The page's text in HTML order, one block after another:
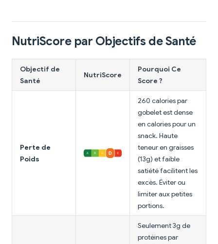
NutriScore par Objectifs de Santé
Objectif de
Santé
NutriScore
Pourquoi Ce
Score ?
Perte de
Poids
260 calories par
gobelet est dense
en calories pour un
snack. Haute
teneur en graisses
(13g) et faible
satiété facilitent les
excès. Éviter ou
limiter aux petites
portions.
Seulement 3g de
protéines par